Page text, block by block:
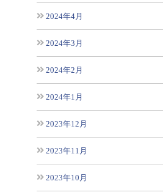
2024年4月
2024年3月
2024年2月
2024年1月
2023年12月
2023年11月
2023年10月